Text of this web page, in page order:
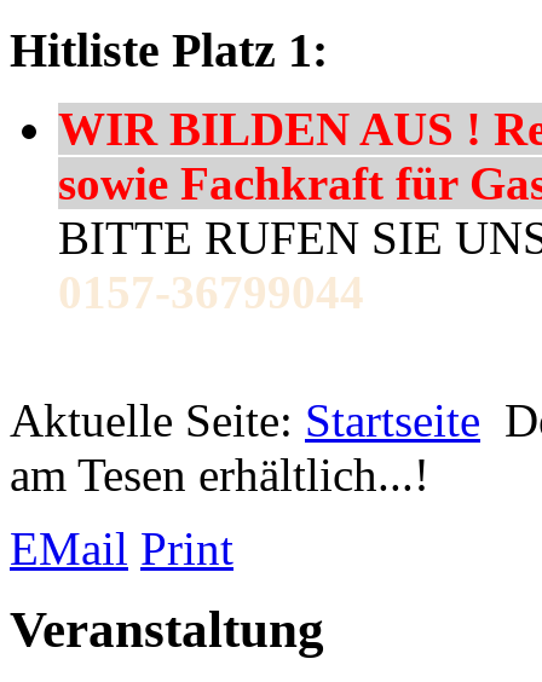
Hitliste Platz 1:
WIR BILDEN AUS !
sowie Fachkraft für
BITTE RUFEN SIE
0157-36799044
Aktuelle Seite: Startseite
am Tesen erhältlich...!
EMail Print
Veranstaltung